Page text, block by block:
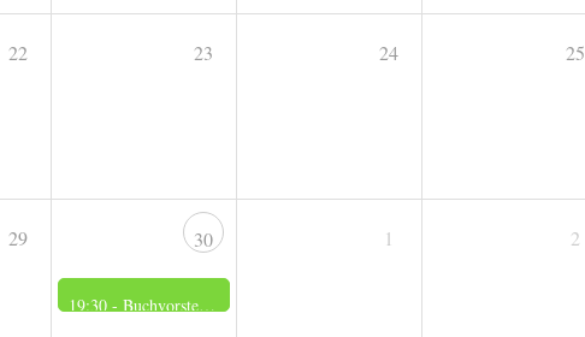
22 23 24 25
29 30
19:30 - Buchvorstellung und Eröffnung der Sonderausstellung zum weißen Blitz in der alten Dorfschule
1 2